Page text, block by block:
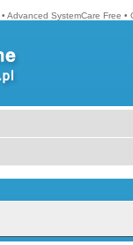
• Advanced SystemCare Free •